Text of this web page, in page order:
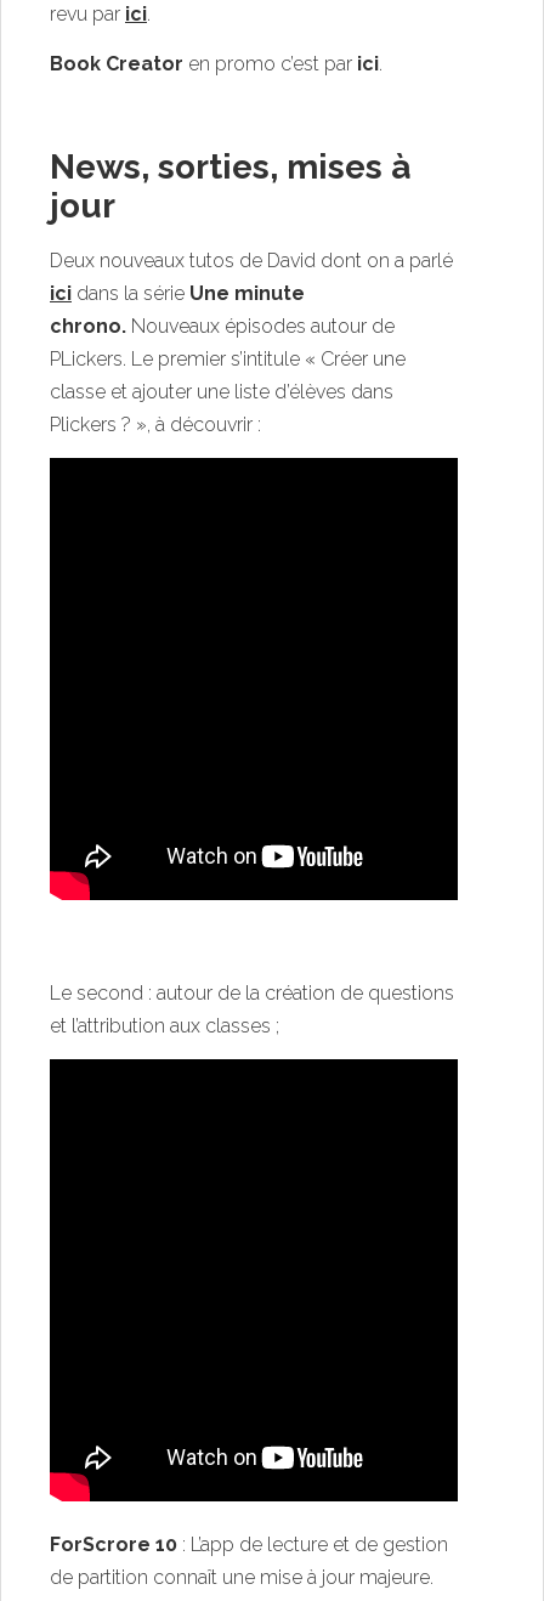
revu par ici.
Book Creator en promo c’est par ici.
News, sorties, mises à
jour
Deux nouveaux tutos de David dont on a parlé
ici dans la série Une minute
chrono. Nouveaux épisodes autour de
PLickers. Le premier s’intitule « Créer une
classe et ajouter une liste d’élèves dans
Plickers ? », à découvrir :
Le second : autour de la création de questions
et l’attribution aux classes ;
ForScrore 10 : L’app de lecture et de gestion
de partition connaît une mise à jour majeure.